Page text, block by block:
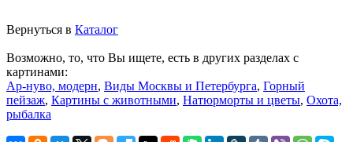
Вернуться в Каталог
Возможно, то, что Вы ищете, есть в других разделах с
картинами:
Ар-нуво, модерн, Виды Москвы и Петербурга, Горный
пейзаж, Картины с животными, Натюрморты и цветы, Охота,
рыбалка